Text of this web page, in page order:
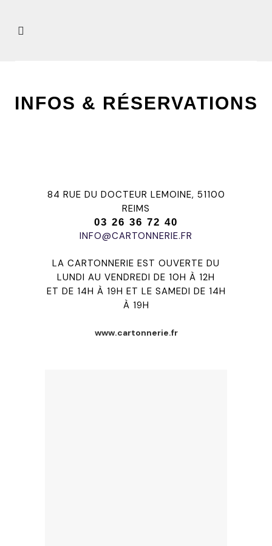
INFOS & RÉSERVATIONS
84 RUE DU DOCTEUR LEMOINE, 51100
REIMS
03 26 36 72 40
INFO@CARTONNERIE.FR
LA CARTONNERIE EST OUVERTE DU
LUNDI AU VENDREDI DE 10H À 12H
ET DE 14H À 19H ET LE SAMEDI DE 14H
À 19H
www.cartonnerie.fr